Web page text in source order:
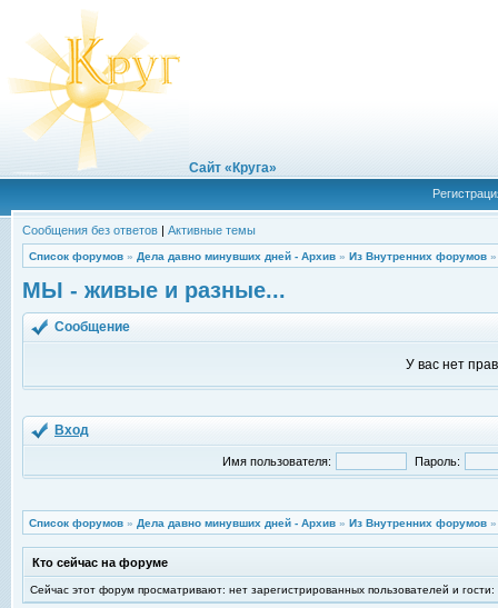
Сайт «Круга»
Сообщения без ответов | Активные темы
Список форумов » Дела давно минувших дней - Архив » Из Внутренних форумов
МЫ - живые и разные...
Сообщение
У вас нет
Вход
Имя пользователя: Пароль:
Список форумов » Дела давно минувших дней - Архив » Из Внутренних форумов
Кто сейчас на форуме
Сейчас этот форум просматривают: нет зарегистрированных пользователей и гости: